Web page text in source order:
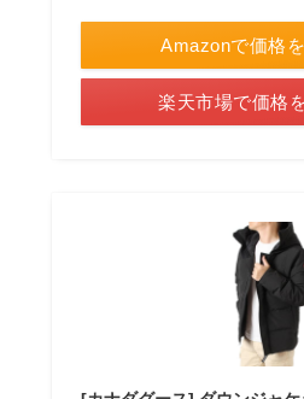
Amazonで価格
楽天市場で価格